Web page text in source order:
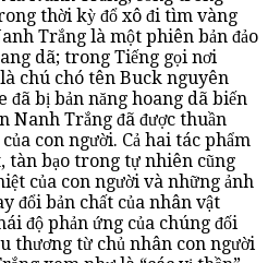
thời kỳ đổ xô đi tìm vàng
Trắng là một phiên bản đảo
dã; trong Tiếng gọi nơi
chú chó tên Buck nguyên
bị bản năng hoang dã biến
Nanh Trắng đã được thuần
con người. Cả hai tác phẩm
tàn bạo trong tự nhiên cũng
của con người và những ảnh
đổi bản chất của nhân vật
độ phản ứng của chúng đối
thương từ chủ nhân con người